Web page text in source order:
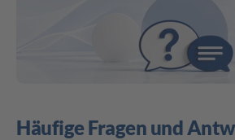
Häufige Fragen und